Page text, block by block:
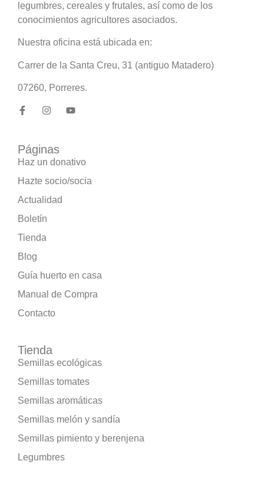
legumbres, cereales y frutales, así como de los
conocimientos agricultores asociados.
Nuestra oficina está ubicada en:
Carrer de la Santa Creu, 31 (antiguo Matadero)
07260, Porreres.
Páginas
Haz un donativo
Hazte socio/socia
Actualidad
Boletín
Tienda
Blog
Guía huerto en casa
Manual de Compra
Contacto
Tienda
Semillas ecológicas
Semillas tomates
Semillas aromáticas
Semillas melón y sandía
Semillas pimiento y berenjena
Legumbres